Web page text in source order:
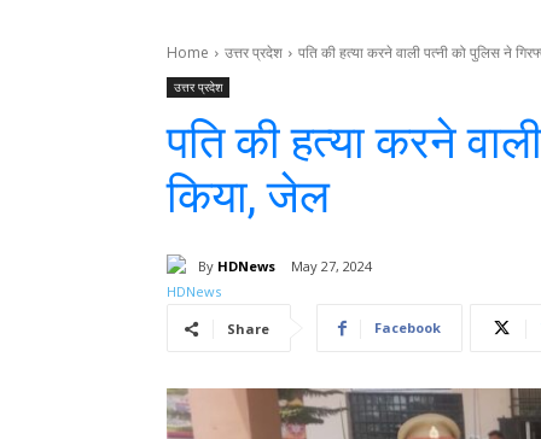
Home उत्तर प्रदेश पति की हत्या करने वाली पत्नी को पुलिस ने
उत्तर प्रदेश
पति की हत्या करने
किया, जेल
By HDNews May 27, 2024
Share Facebook